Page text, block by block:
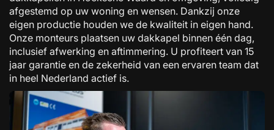
afgestemd op uw woning en wensen. Dankzij onze
eigen productie houden we de kwaliteit in eigen hand.
Onze monteurs plaatsen uw dakkapel binnen één dag,
inclusief afwerking en aftimmering. U profiteert van 15
jaar garantie en de zekerheid van een ervaren team dat
in heel Nederland actief is.